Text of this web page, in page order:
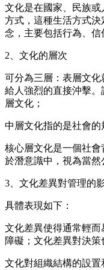
文化是在國家、民族
方式，這種生活方式
念，主要包括行為、信
2、 文化的層次
可分為三層：表層文
給人強烈的直接沖擊
層文化；
中層文化指的是社會的
核心層文化是一個社
於潛意識中，視為當然
3、文化差異對管理的
具體表現如下：
文化差異使得通常輕
障礙；文化差異對決策
文化對組織結構的設